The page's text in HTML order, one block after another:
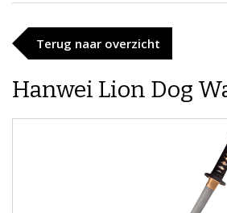
Terug naar overzicht
​Hanwei Lion Dog